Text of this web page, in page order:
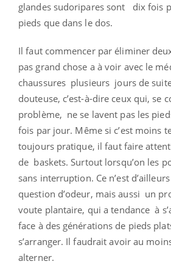
glandes sudoripares sont dix fois
pieds que dans le dos.
Il faut commencer par éliminer
pas grand chose a à voir avec le
chaussures plusieurs jours de
douteuse, c’est-à-dire ceux qui, se
problème, ne se lavent pas les
fois par jour. Même si c’est moins
toujours pratique, il faut faire
de baskets. Surtout lorsqu’on les
sans interruption. Ce n’est
question d’odeur, mais aussi un
voute plantaire, qui a tendance à
face à des générations de pieds
s’arranger. Il faudrait avoir au
alterner.